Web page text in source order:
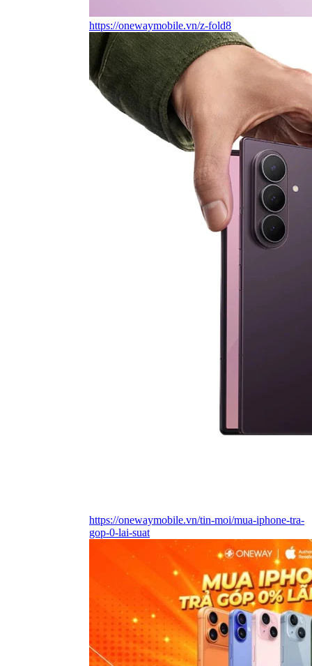
https://onewaymobile.vn/z-fold8
https://onewaymobile.vn/tin-moi/mua-iphone-tra-
gop-0-lai-suat